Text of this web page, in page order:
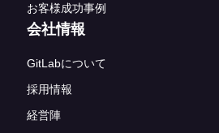
お客様成功事例
会社情報
GitLabについて
採用情報
経営陣